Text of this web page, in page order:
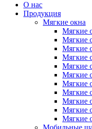
О нас
Продукция
Мягкие окна
Мягкие
Мягкие
Мягкие
Мягкие
Мягкие
Мягкие
Мягкие
Мягкие
Мягкие
Мягкие
Мягкие
Мобильные